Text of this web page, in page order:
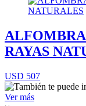
RAYAS
USD 507
Ver más